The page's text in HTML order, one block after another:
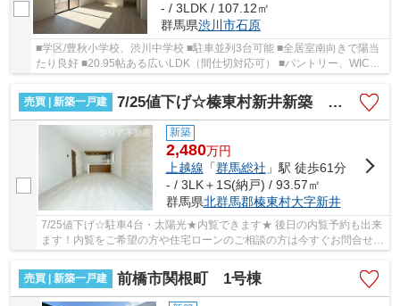
- / 3LDK / 107.12㎡
群馬県渋川市石原
■学区/豊秋小学校、渋川中学校 ■駐車並列3台可能 ■全居室南向きで陽当
たり良好 ■20.95帖ある広いLDK（間仕切対応可） ■パントリー、WIC付
売買 | 新築一戸建
7/25値下げ☆榛東村新井新築 平屋 敷地83坪！
新築
2,480万円
上越線 「群馬総社 」駅 徒歩61分
- / 3LK＋1S(納戸) / 93.57㎡
群馬県北群馬郡榛東村大字新井
7/25値下げ☆駐車4台・太陽光★内覧できます★ 後日の内覧予約も出来
ます！内覧をご希望の方や住宅ローンのご相談の方は今すぐお問合せ下
売買 | 新築一戸建
前橋市関根町 1号棟